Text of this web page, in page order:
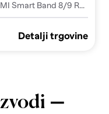
Kopča za pametnu narukvicu XIAOMI Smart Band 8/9 Running Clip
Detalji trgovine
—